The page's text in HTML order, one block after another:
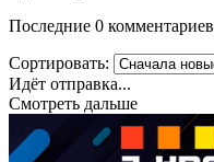
Последние 0 комментариев
Сортировать:
Идёт отправка...
Смотреть дальше